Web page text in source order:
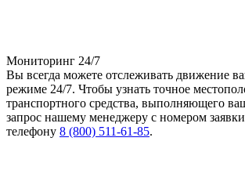
Мониторинг 24/7
Вы всегда можете отслеживать движение
режиме 24/7. Чтобы узнать точное
транспортного средства, выполняющего
запрос нашему менеджеру с номером
телефону 8 (800) 511-61-85.